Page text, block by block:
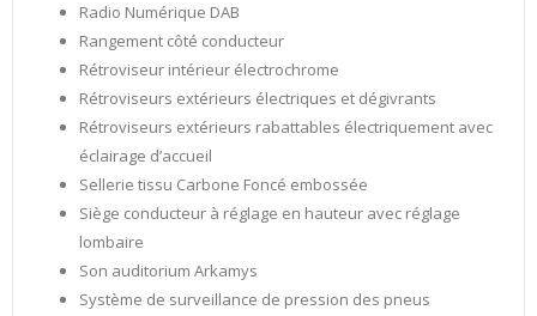
Radio Numérique DAB
Rangement côté conducteur
Rétroviseur intérieur électrochrome
Rétroviseurs extérieurs électriques et dégivrants
Rétroviseurs extérieurs rabattables électriquement avec
éclairage d’accueil
Sellerie tissu Carbone Foncé embossée
Siège conducteur à réglage en hauteur avec réglage
lombaire
Son auditorium Arkamys
Système de surveillance de pression des pneus